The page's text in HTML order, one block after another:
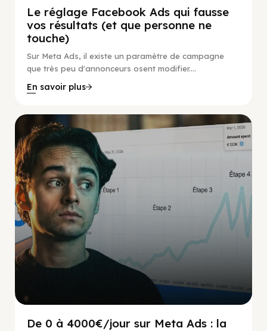
Le réglage Facebook Ads qui fausse
vos résultats (et que personne ne
touche)
Sur Meta Ads, il existe un paramètre de campagne
que très peu d'annonceurs osent modifier....
En savoir plus
De 0 à 4000€/jour sur Meta Ads : la